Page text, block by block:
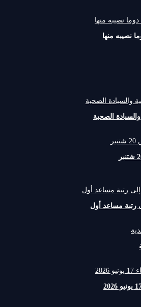
نصيبه منها
الصحية
رتبة مساعد أول